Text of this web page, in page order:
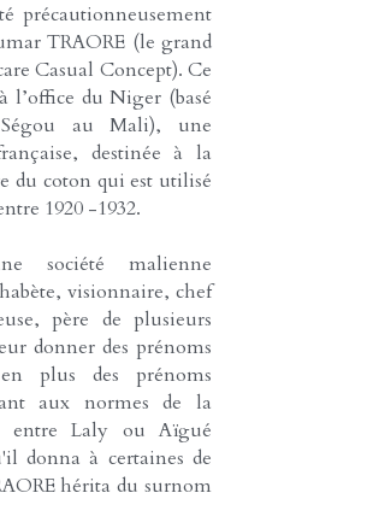
précautionneusement
TRAORE (le grand
Casual Concept). Ce
l’office du Niger (basé
au Mali), une
destinée à la
du coton qui est utilisé
1920 -1932.
société malienne
visionnaire, chef
père de plusieurs
donner des prénoms
plus des prénoms
aux normes de la
entre Laly ou Aïgué
donna à certaines de
hérita du surnom